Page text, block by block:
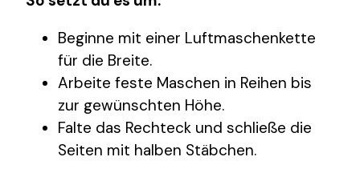
Beginne mit einer Luftmaschenkette
für die Breite.
Arbeite feste Maschen in Reihen bis
zur gewünschten Höhe.
Falte das Rechteck und schließe die
Seiten mit halben Stäbchen.